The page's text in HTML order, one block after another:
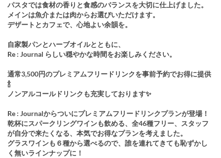
パスタでは食材の香りと食感のバランスを大切に仕上げました。
メインは魚介または肉からお選びいただけます。
デザートとカフェで、心地よい余韻を。
自家製パンとハーブオイルとともに、
Re : Journal らしい穏やかな時間をお楽しみください。
通常3,500円のプレミアムフリードリンクを事前予約でお得に提供
🍾
ノンアルコールドリンクも充実しております✨
Re : Journalからついにプレミアムフリードリンクプランが登場！
乾杯にスパークリングワインも飲める、全46種フリー、スタッフ
が自分で来たくなる、本気でお得なプランを考えました。
グラスワインも６種から選べるので、誰を連れてきても恥ずかし
く無いラインナップに！